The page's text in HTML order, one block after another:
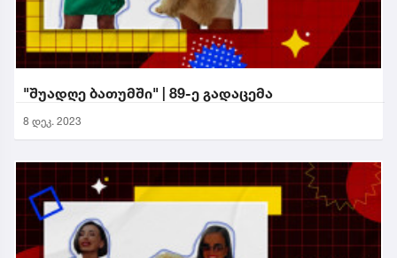
"შუადღე ბათუმში" | 89-ე გადაცემა
8 დეკ. 2023